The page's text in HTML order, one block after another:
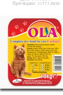
Прегледано: 31573 пъти